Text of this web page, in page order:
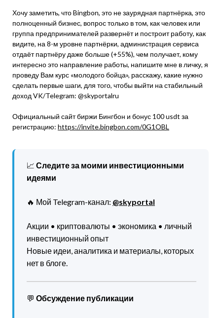
Хочу заметить, что Bingbon, это не заурядная партнёрка, это
полноценный бизнес, вопрос только в том, как человек или
группа предпринимателей развернёт и построит работу, как
видите, на 8-м уровне партнёрки, администрация сервиса
отдаёт партнёру даже больше (+55%), чем получает, кому
интересно это направление работы, напишите мне в личку, я
проведу Вам курс «молодого бойца», расскажу, какие нужно
сделать первые шаги, для того, чтобы выйти на стабильный
доход VK/Telegram: @skyportalru
Официальный сайт биржи Бингбон и бонус 100 usdt за
регистрацию: https://invite.bingbon.com/0G1OBL
📈 Следите за моими инвестиционными
идеями
🔥 Мой Telegram-канал: @skyportal
Акции • криптовалюты • экономика • личный
инвестиционный опыт
Новые идеи, аналитика и материалы, которых
нет в блоге.
💬 Обсуждение публикации